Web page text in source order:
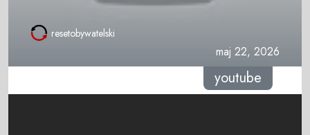
resetobywatelski
maj 22, 2026
youtube